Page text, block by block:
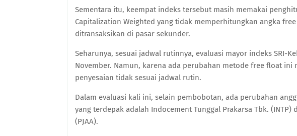
Sementara itu, keempat indeks tersebut masih memakai
Capitalization Weighted yang tidak memperhitungkan angka
ditransaksikan di pasar sekunder.
Seharunya, sesuai jadwal rutinnya, evaluasi mayor indeks SRI-
November. Namun, karena ada perubahan metode free float ini
penyesaian tidak sesuai jadwal rutin.
Dalam evaluasi kali ini, selain pembobotan, ada perubahan
yang terdepak adalah Indocement Tunggal Prakarsa Tbk. (INTP)
(PJAA).